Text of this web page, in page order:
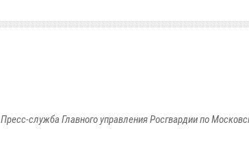
Пресс-служба Главного управления Росгвардии по